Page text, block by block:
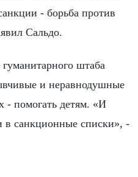
- борьба против
Сальдо.
штаба
и неравнодушные
- помогать детям. «И
в санкционные списки», -